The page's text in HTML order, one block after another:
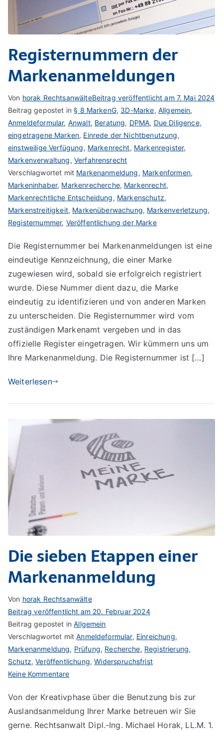
Registernummern der
Markenanmeldungen
Von horak RechtsanwälteBeitrag veröffentlicht am 7. Mai 2024
Beitrag gepostet in§ 8 MarkenG, 3D-Marke, Allgemein,
Anmeldeformular, Anwalt, Beratung, DPMA, Due Diligence,
eingetragene Marken, Einrede der Nichtbenutzung,
einstweilige Verfügung, Markenrecht, Markenregister,
Markenverwaltung, Verfahrensrecht
Verschlagwortet mit Markenanmeldung, Markenformen,
Markeninhaber, Markenrecherche, Markenrecht,
Markenrechtliche Entscheidung, Markenschutz,
Markenstreitigkeit, Markenüberwachung, Markenverletzung,
Registernummer, Veröffentlichung der Marke
Die Registernummer bei Markenanmeldungen ist eine
eindeutige Kennzeichnung, die einer Marke
zugewiesen wird, sobald sie erfolgreich registriert
wurde. Diese Nummer dient dazu, die Marke
eindeutig zu identifizieren und von anderen Marken
zu unterscheiden. Die Registernummer wird vom
zuständigen Markenamt vergeben und in das
offizielle Register eingetragen. Wir kümmern uns um
Ihre Markenanmeldung. Die Registernummer ist […]
Weiterlesen
Die sieben Etappen einer
Markenanmeldung
Von horak Rechtsanwälte
Beitrag veröffentlicht am 20. Februar 2024
Beitrag gepostet inAllgemein
Verschlagwortet mitAnmeldeformular, Einreichung,
Markenanmeldung, Prüfung, Recherche, Registrierung,
Schutz,Veröffentlichung,Widerspruchsfrist
Keine Kommentarezu
sieben
Etappen
einer
Von der Kreativphase über die Benutzung bis zur
Auslandsanmeldung Ihrer Marke betreuen wir Sie
gerne. Rechtsanwalt Dipl.-Ing. Michael Horak, LL.M. 1.